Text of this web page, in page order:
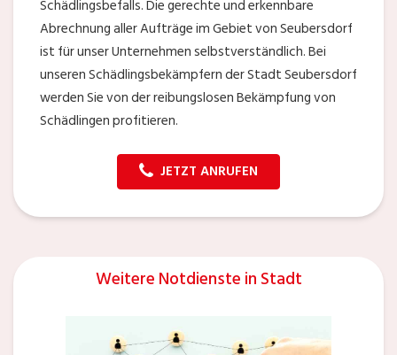
Schädlingsbefalls. Die gerechte und erkennbare
Abrechnung aller Aufträge im Gebiet von Seubersdorf
ist für unser Unternehmen selbstverständlich. Bei
unseren Schädlingsbekämpfern der Stadt Seubersdorf
werden Sie von der reibungslosen Bekämpfung von
Schädlingen profitieren.
JETZT ANRUFEN
Weitere Notdienste in Stadt